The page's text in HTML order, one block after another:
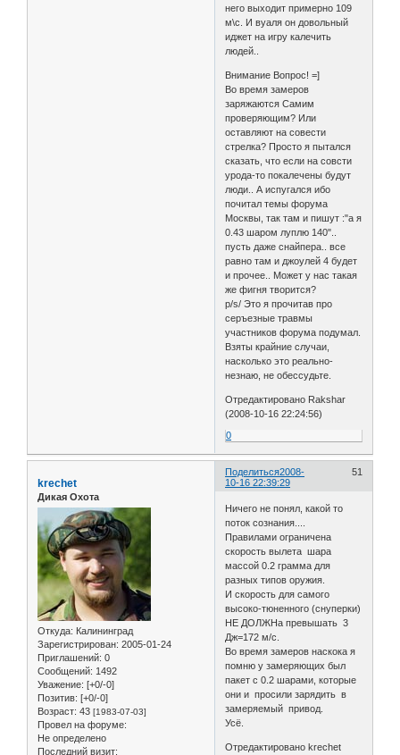
него выходит примерно 109
м\с. И вуаля он довольный
иджет на игру калечить
людей..
Внимание Вопрос! =]
Во время замеров
заряжаются Самим
проверяющим? Или
оставляют на совести
стрелка? Просто я пытался
сказать, что если на совсти
урода-то покалечены будут
люди.. А испугался ибо
почитал темы форума
Москвы, так там и пишут :"а я
0.43 шаром луплю 140"..
пусть даже снайпера.. все
равно там и джоулей 4 будет
и прочее.. Может у нас такая
же фигня творится?
p/s/ Это я прочитав про
серъезные травмы
участников форума подумал.
Взяты крайние случаи,
насколько это реально-
незнаю, не обессудьте.
Отредактировано Rakshar
(2008-10-16 22:24:56)
0
Поделиться 51
2008-
10-16 22:39:29
krechet
Дикая Охота
Откуда: Калининград
Зарегистрирован: 2005-01-24
Приглашений: 0
Сообщений: 1492
Уважение: [+0/-0]
Позитив: [+0/-0]
Возраст: 43 [1983-07-03]
Провел на форуме:
Не определено
Последний визит:
Ничего не понял, какой то
поток сознания....
Правилами ограничена
скорость вылета шара
массой 0.2 грамма для
разных типов оружия.
И скорость для самого
высоко-тюненного (снуперки)
НЕ ДОЛЖНа превышать 3
Дж=172 м/с.
Во время замеров наскока я
помню у замеряющих был
пакет с 0.2 шарами, которые
они и просили зарядить в
замеряемый привод.
Усё.
Отредактировано krechet